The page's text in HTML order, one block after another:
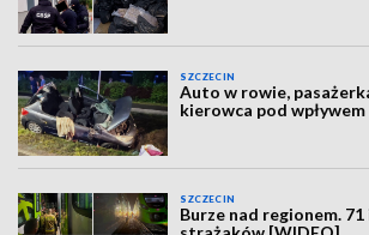
SZCZECIN
Auto w rowie,
kierowca pod
SZCZECIN
Burze nad regionem.